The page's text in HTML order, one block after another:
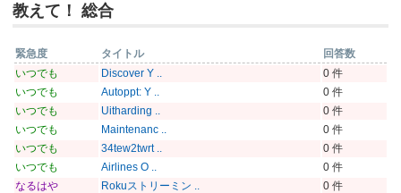
教えて！ 総合
緊急度 タイトル
回答数
いつでも
Discover Y ..
0 件
いつでも
Autoppt: Y ..
0 件
いつでも
Uitharding ..
0 件
いつでも
Maintenanc ..
0 件
いつでも
34tew2twrt ..
0 件
いつでも
Airlines O ..
0 件
なるはや
Rokuストリーミン ..
0 件